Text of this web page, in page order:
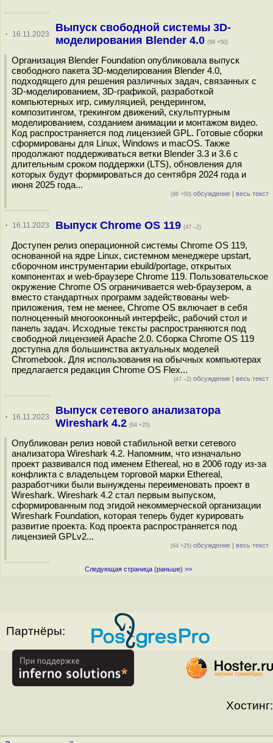
· 16.11.2023
Выпуск свободной системы 3D-
моделирования Blender 4.0 (98 +50)
Организация Blender Foundation опубликовала выпуск
свободного пакета 3D-моделирования Blender 4.0,
подходящего для решения различных задач, связанных с
3D-моделированием, 3D-графикой, разработкой
компьютерных игр, симуляцией, рендерингом,
композитингом, трекингом движений, скульптурным
моделированием, созданием анимации и монтажом видео.
Код распространяется под лицензией GPL. Готовые сборки
сформированы для Linux, Windows и macOS. Также
продолжают поддерживаться ветки Blender 3.3 и 3.6 с
длительным сроком поддержки (LTS), обновления для
которых будут формироваться до сентября 2024 года и
июня 2025 года...
(98 +50) обсуждение | весь текст
· 16.11.2023 Выпуск Chrome OS 119 (47 –2)
Доступен релиз операционной системы Chrome OS 119,
основанной на ядре Linux, системном менеджере upstart,
сборочном инструментарии ebuild/portage, открытых
компонентах и web-браузере Chrome 119. Пользовательское
окружение Chrome OS ограничивается web-браузером, а
вместо стандартных программ задействованы web-
приложения, тем не менее, Chrome OS включает в себя
полноценный многооконный интерфейс, рабочий стол и
панель задач. Исходные тексты распространяются под
свободной лицензией Apache 2.0. Сборка Chrome OS 119
доступна для большинства актуальных моделей
Chromebook. Для использования на обычных компьютерах
предлагается редакция Chrome OS Flex...
(47 –2) обсуждение | весь текст
· 16.11.2023
Выпуск сетевого анализатора
Wireshark 4.2 (64 +25)
Опубликован релиз новой стабильной ветки сетевого
анализатора Wireshark 4.2. Напомним, что изначально
проект развивался под именем Ethereal, но в 2006 году из-за
конфликта с владельцем торговой марки Ethereal,
разработчики были вынуждены переименовать проект в
Wireshark. Wireshark 4.2 стал первым выпуском,
сформированным под эгидой некоммерческой организации
Wireshark Foundation, которая теперь будет курировать
развитие проекта. Код проекта распространяется под
лицензией GPLv2...
(64 +25) обсуждение | весь текст
Следующая страница (раньше) >>
Партнёры:
Хостинг: